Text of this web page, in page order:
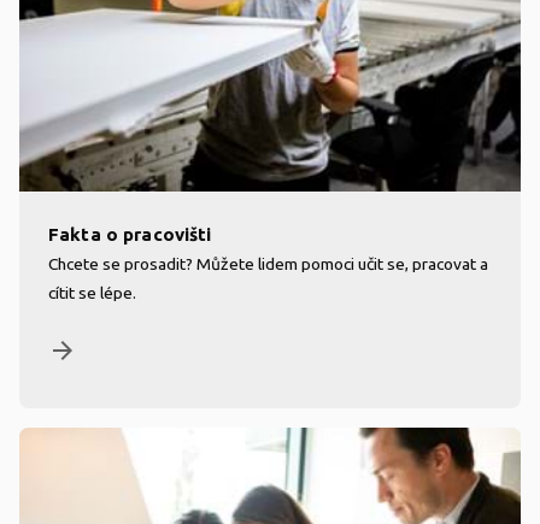
Fakta o pracovišti
Chcete se prosadit? Můžete lidem pomoci učit se, pracovat a
cítit se lépe.
arrow_forward